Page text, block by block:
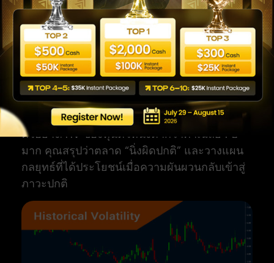
ปกติในอดีต
จุดแข็ง: เป็นค่าอ้างอิงที่เป็นกลางและคำนวณได้
ชัดเจน ดีสำหรับการเทียบสภาวะตลาดข้ามช่วง
เวลา
ข้อจำกัด: มองย้อนหลังล้วนๆ ไม่ทำนายอนาคต
และตอบสนองช้าต่อการเปลี่ยนแปลงกะทันหัน
ตัวอย่าง: HV ของหุ้นตัวหนึ่งต่ำกว่าค่าเฉลี่ย 1 ปี
มาก คุณสรุปว่าตลาด “นิ่งผิดปกติ” และวางแผน
กลยุทธ์ที่ได้ประโยชน์เมื่อความผันผวนกลับเข้าสู่
ภาวะปกติ